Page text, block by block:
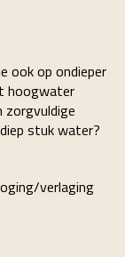
ook op ondieper
hoogwater
zorgvuldige
stuk water?
verlaging